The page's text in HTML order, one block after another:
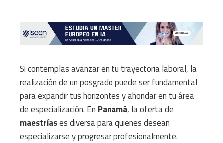
Si contemplas avanzar en tu trayectoria laboral, la
realización de un posgrado puede ser fundamental
para expandir tus horizontes y ahondar en tu área
de especialización. En Panamá, la oferta de
maestríases diversa para quienes desean
especializarse y progresar profesionalmente.